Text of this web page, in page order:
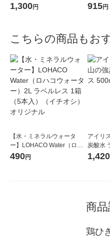
1,300円
口 1セ
915円
こちらの商品もお
【水・ミネラルウォータ
ー】LOHACO Water（ロハ
コウォーター）2L ラベルレ
490円
アイリ
炭酸水
箱（24
1,420
商品
鶏ひ